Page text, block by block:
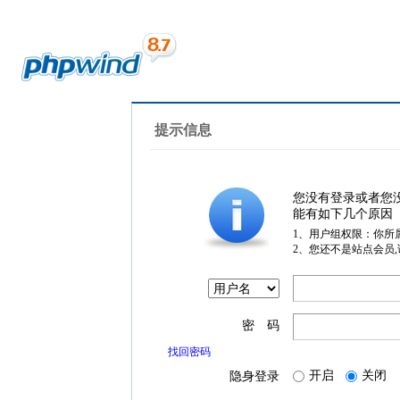
提示信息
您没有登录或者您
能有如下几个原因
1、用户组权限：你所
2、您还不是站点会员
密 码
找回密码
隐身登录 开启 关闭